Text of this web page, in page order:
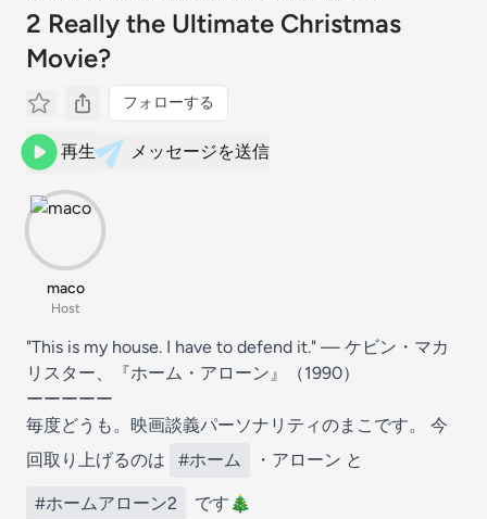
2 Really the Ultimate Christmas
Movie?
フォローする
再生 メッセージを送信
maco
Host
"This is my house. I have to defend it." — ケビン・マカ
リスター、『ホーム・アローン』（1990）
ーーーーー
毎度どうも。映画談義パーソナリティのまこです。 今
回取り上げるのは
#ホーム ・アローン と
#ホームアローン2
です🎄